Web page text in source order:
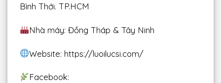
Bình Thới. TP.HCM
Nhà máy: Đồng Tháp & Tây Ninh
Website: https://luoilucsi.com/
Facebook: